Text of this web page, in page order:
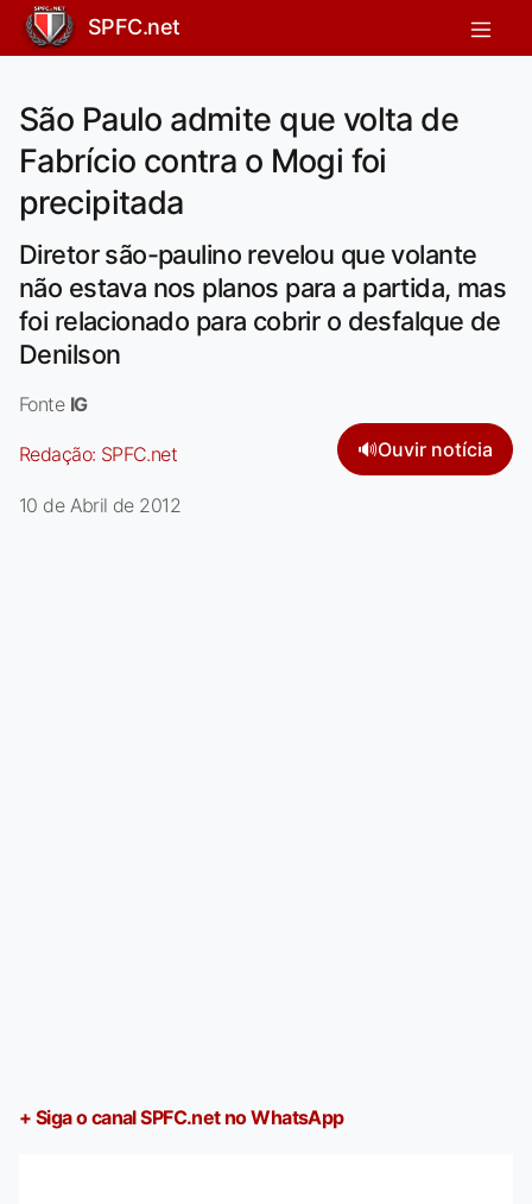
SPFC.net
São Paulo admite que volta de
Fabrício contra o Mogi foi
precipitada
Diretor são-paulino revelou que volante
não estava nos planos para a partida, mas
foi relacionado para cobrir o desfalque de
Denilson
Fonte IG
Redação: SPFC.net 🔊Ouvir notícia
10 de Abril de 2012
+ Siga o canal SPFC.net no WhatsApp